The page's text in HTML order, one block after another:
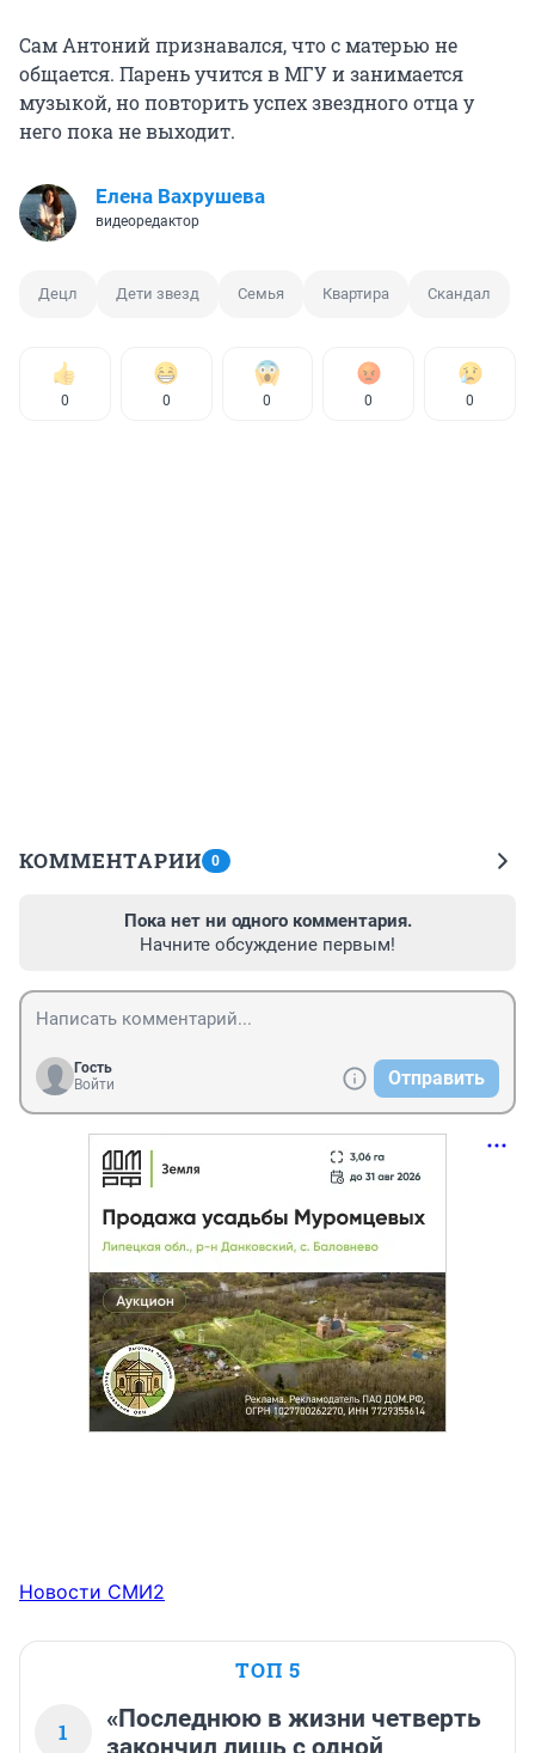
Сам Антоний признавался, что с матерью не
общается. Парень учится в МГУ и занимается
музыкой, но повторить успех звездного отца у
него пока не выходит.
Елена Вахрушева
видеоредактор
Децл Дети звезд Семья Квартира Скандал
0 0 0 0 0
КОММЕНТАРИИ 0
Пока нет ни одного комментария.
Начните обсуждение первым!
Гость
Войти
Отправить
Новости СМИ2
ТОП 5
1
«Последнюю в жизни четверть
закончил лишь с одной